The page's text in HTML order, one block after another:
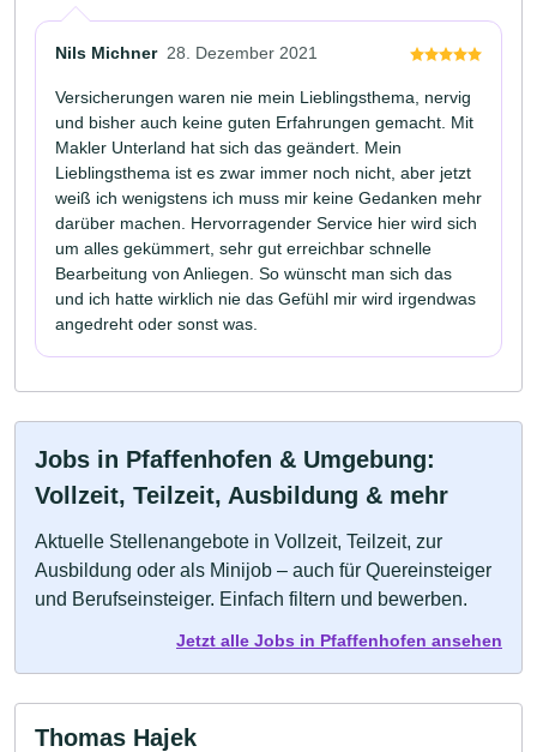
Nils Michner 28. Dezember 2021
Versicherungen waren nie mein Lieblingsthema, nervig
und bisher auch keine guten Erfahrungen gemacht. Mit
Makler Unterland hat sich das geändert. Mein
Lieblingsthema ist es zwar immer noch nicht, aber jetzt
weiß ich wenigstens ich muss mir keine Gedanken mehr
darüber machen. Hervorragender Service hier wird sich
um alles gekümmert, sehr gut erreichbar schnelle
Bearbeitung von Anliegen. So wünscht man sich das
und ich hatte wirklich nie das Gefühl mir wird irgendwas
angedreht oder sonst was.
Jobs in Pfaffenhofen & Umgebung:
Vollzeit, Teilzeit, Ausbildung & mehr
Aktuelle Stellenangebote in Vollzeit, Teilzeit, zur
Ausbildung oder als Minijob – auch für Quereinsteiger
und Berufseinsteiger. Einfach filtern und bewerben.
Jetzt alle Jobs in Pfaffenhofen ansehen
Thomas Hajek